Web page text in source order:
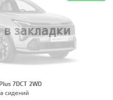
закладки
7DCT 2WD
сидений